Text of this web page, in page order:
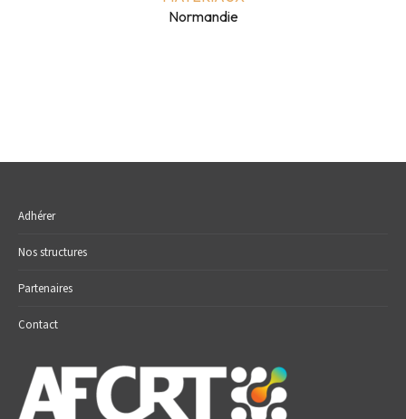
Normandie
Adhérer
Nos structures
Partenaires
Contact